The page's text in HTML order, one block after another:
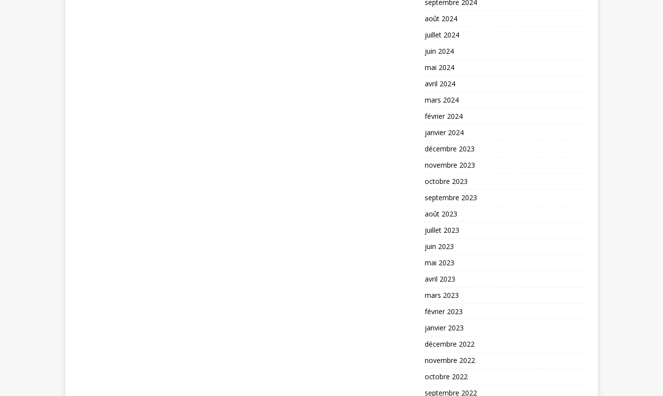
septembre 2024
août 2024
juillet 2024
juin 2024
mai 2024
avril 2024
mars 2024
février 2024
janvier 2024
décembre 2023
novembre 2023
octobre 2023
septembre 2023
août 2023
juillet 2023
juin 2023
mai 2023
avril 2023
mars 2023
février 2023
janvier 2023
décembre 2022
novembre 2022
octobre 2022
septembre 2022